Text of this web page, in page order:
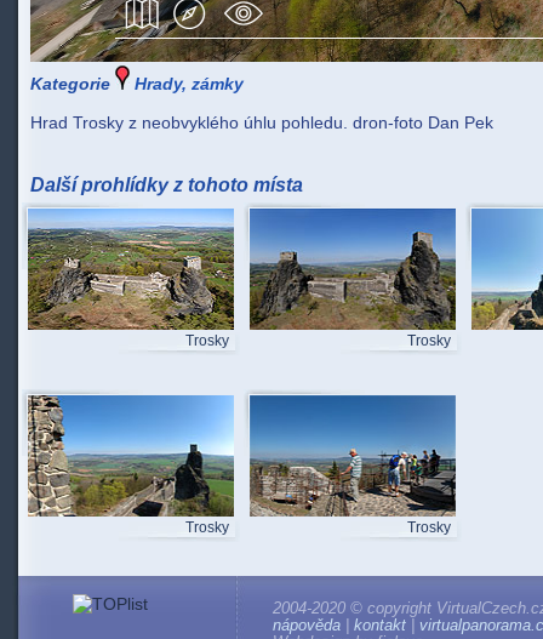
Kategorie
Hrady, zámky
Hrad Trosky z neobvyklého úhlu pohledu. dron-foto Dan Pek
Další prohlídky z tohoto místa
Trosky Trosky
Trosky Trosky
2004-2020 © copyright
nápověda
kontakt